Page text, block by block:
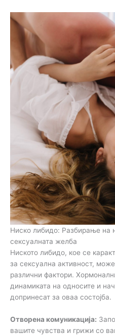
Ниско либидо: Разбирање на
сексуалната желба
Ниското либидо, кое се
за сексуална активност,
различни фактори.
динамиката на односите и
допринесат за оваа состојба.
Отворена комуникација:
вашите чувства и грижи со